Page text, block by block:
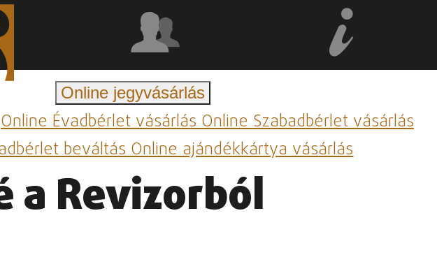
Online jegyvásárlás
Online Évadbérlet vásárlásOnline Szabadbérlet vásárlás
beváltásOnline ajándékkártya vásárlás
a Revizorból